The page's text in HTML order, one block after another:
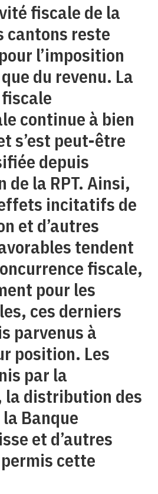
fiscale de la
cantons reste
l’imposition
du revenu. La
continue à bien
s’est peut-être
depuis
de la RPT. Ainsi,
incitatifs de
et d’autres
tendent
fiscale,
pour les
ces derniers
parvenus à
position. Les
par la
la distribution des
Banque
et d’autres
cette